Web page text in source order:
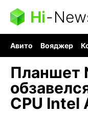
Hi-
Авито Вояджер
Планшет
CPU Intel